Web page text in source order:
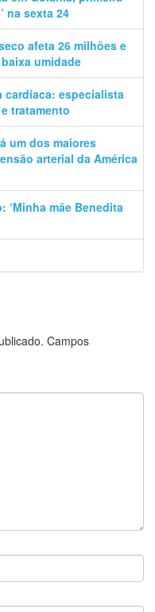
na sexta 24
afeta 26 milhões e
umidade
cardíaca: especialista
tratamento
um dos maiores
arterial da América
‘Minha mãe Benedita
Campos